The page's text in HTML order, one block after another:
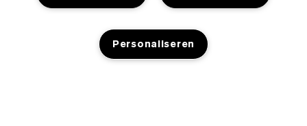
Mijn bestelling volgen
Over Estée Lauder
Personaliseren